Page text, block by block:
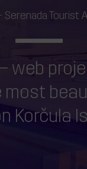
Serenada Tourist
web
Korčula